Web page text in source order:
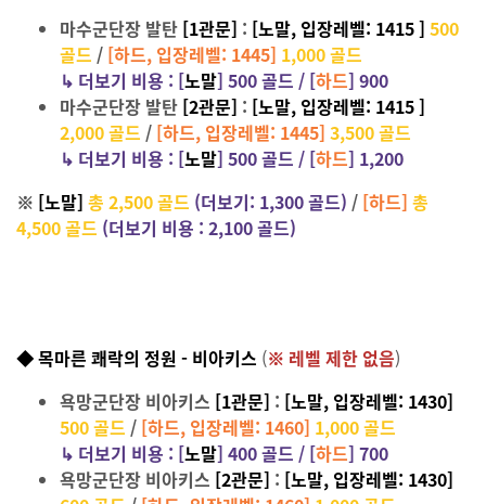
마수군단장 발탄 [1관문] : [노말, 입장레벨: 1415 ] 500
골드 / [하드, 입장레벨: 1445] 1,000 골드
↳ 더보기 비용 : [노말] 500 골드 / [하드] 900
마수군단장 발탄 [2관문] : [노말, 입장레벨: 1415 ]
2,000 골드 / [하드, 입장레벨: 1445] 3,500 골드
↳ 더보기 비용 : [노말] 500 골드 / [하드] 1,200
※ [노말] 총 2,500 골드 (더보기: 1,300 골드) / [하드] 총
4,500 골드 (더보기 비용 : 2,100 골드)
◆ 목마른 쾌락의 정원 - 비아키스 (※ 레벨 제한 없음)
욕망군단장 비아키스 [1관문] : [노말, 입장레벨: 1430]
500 골드 / [하드, 입장레벨: 1460] 1,000 골드
↳ 더보기 비용 : [노말] 400 골드 / [하드] 700
욕망군단장 비아키스 [2관문] : [노말, 입장레벨: 1430]